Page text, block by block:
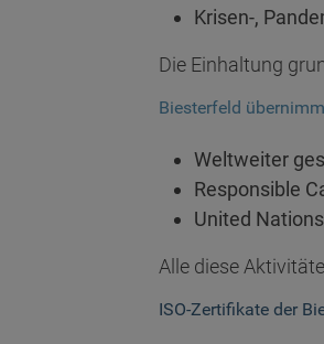
Krisen-,
Die Einhaltung
Biesterfeld
Weltweiter
Responsible
United
Alle diese
ISO-Zertifikate der